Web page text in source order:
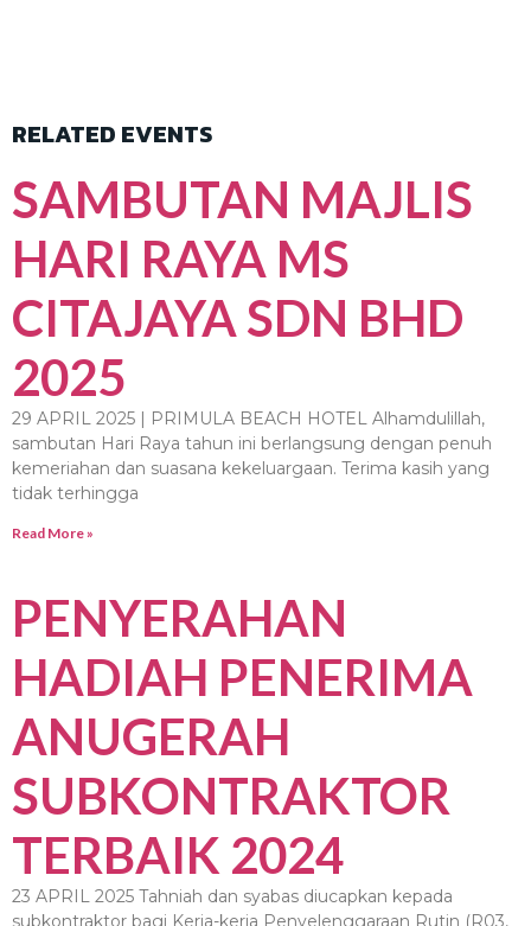
RELATED EVENTS
SAMBUTAN MAJLIS
HARI RAYA MS
CITAJAYA SDN BHD
2025
29 APRIL 2025 | PRIMULA BEACH HOTEL Alhamdulillah,
sambutan Hari Raya tahun ini berlangsung dengan penuh
kemeriahan dan suasana kekeluargaan. Terima kasih yang
tidak terhingga
Read More »
PENYERAHAN
HADIAH PENERIMA
ANUGERAH
SUBKONTRAKTOR
TERBAIK 2024
23 APRIL 2025 Tahniah dan syabas diucapkan kepada
subkontraktor bagi Kerja-kerja Penyelenggaraan Rutin (R03,